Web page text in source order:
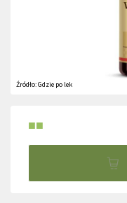
Źródło:Gdzie po lek
■■